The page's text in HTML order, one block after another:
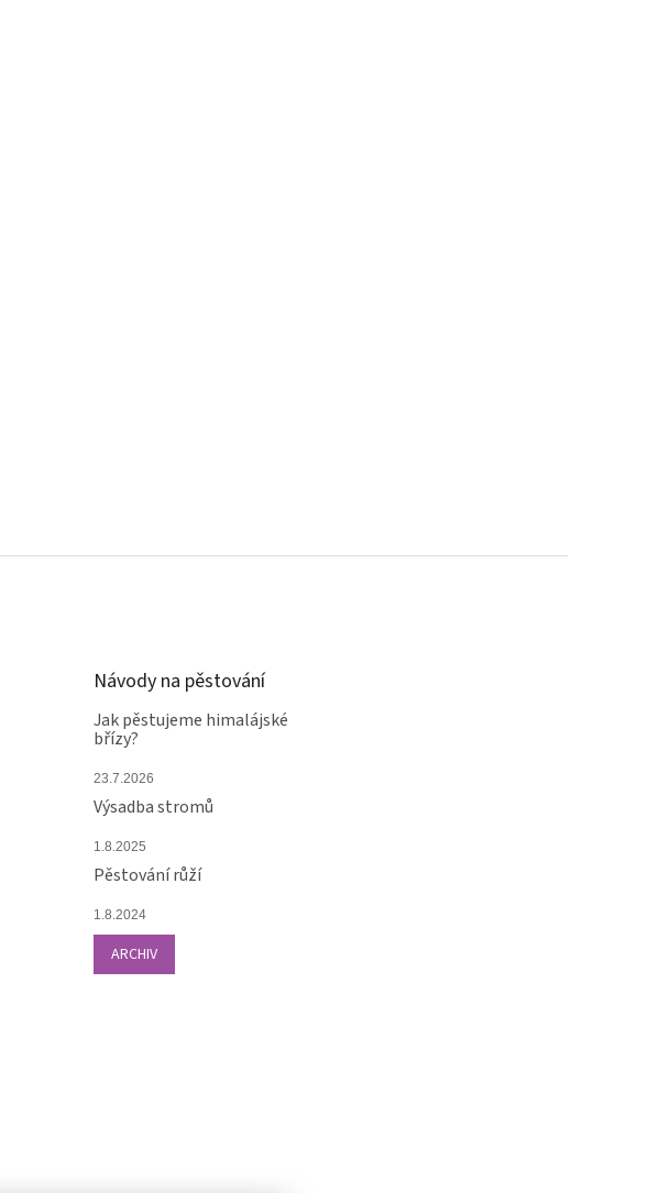
Návody na pěstování
Jak pěstujeme himalájské
břízy?
23.7.2026
Výsadba stromů
1.8.2025
Pěstování růží
1.8.2024
ARCHIV